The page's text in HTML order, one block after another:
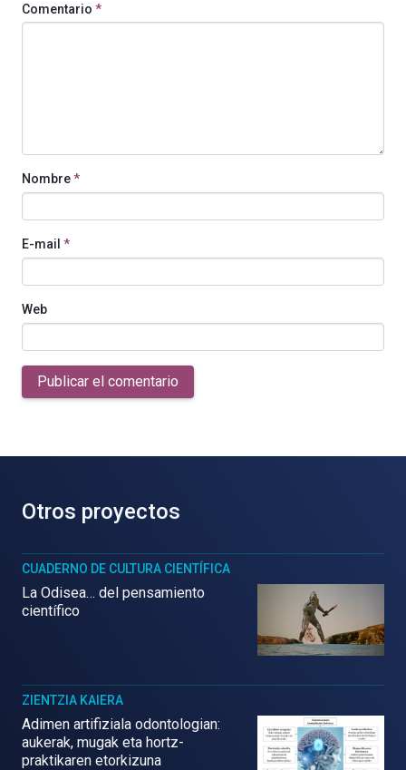
Comentario *
Nombre*
E-mail *
Web
Publicar el comentario
Otros proyectos
CUADERNO DE CULTURA CIENTÍFICA
La Odisea… del pensamiento
científico
ZIENTZIA KAIERA
Adimen artifiziala odontologian:
aukerak, mugak eta hortz-
praktikaren etorkizuna